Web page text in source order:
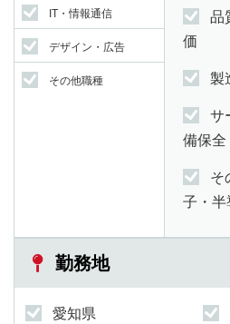
IT・情報通信
デザイン・広告
その他職種
品
価
製
サ
備保全
そ
子・半
勤務地
愛知県